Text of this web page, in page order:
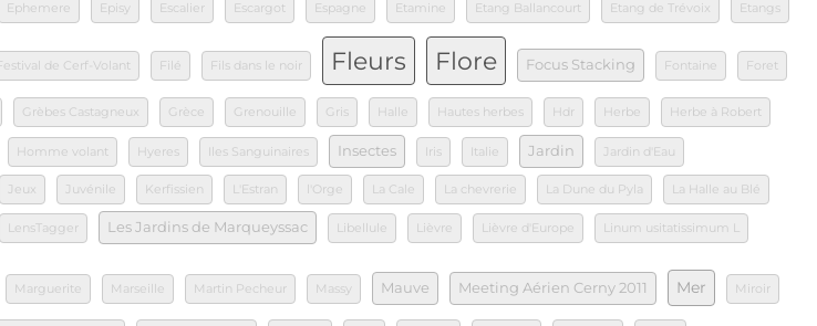
Ephemere Episy Escalier Escargot Espagne Etamine Etang Ballancourt Etang de Trévoix Etangs
de Cerf-Volant Filé Fils dans le noir Fleurs Flore Focus Stacking Fontaine Foret
Grèbes Castagneux Grèce Grenouille Gris Halle Hautes herbes Hdr Herbe Herbe à Robert
Homme volant Hyeres Iles Sanguinaires Insectes Iris Italie Jardin Jardin d'Eau
Jeux Juvénile Kerfissien L'Estran l'Orge La Cale La chevrerie La Dune du Pyla La Halle au Blé
LensTagger Les Jardins de Marqueyssac Libellule Lièvre Lièvre d'Europe Linum usitatissimum L
Marguerite Marseille Martin Pecheur Massy Mauve Meeting Aérien Cerny 2011 Mer Miroir